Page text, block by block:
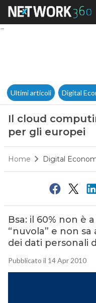
Ultimi articoli Digital
Il cloud
per gli europei
Home Digital
Bsa: il 60% non è
“nuvola” e non
dei dati personali
Pubblicato il 14 Apr 2010